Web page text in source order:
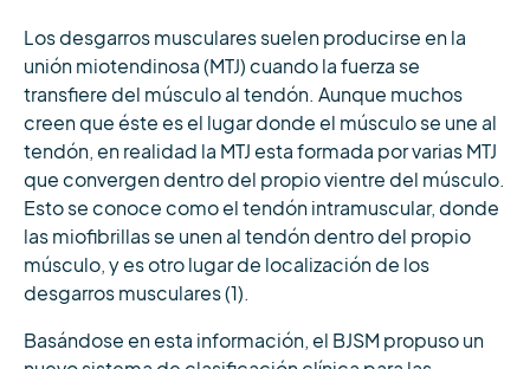
Los desgarros musculares suelen producirse en la
unión miotendinosa (MTJ) cuando la fuerza se
transfiere del músculo al tendón. Aunque muchos
creen que éste es el lugar donde el músculo se une al
tendón, en realidad la MTJ esta formada por varias MTJ
que convergen dentro del propio vientre del músculo.
Esto se conoce como el tendón intramuscular, donde
las miofibrillas se unen al tendón dentro del propio
músculo, y es otro lugar de localización de los
desgarros musculares (1).
Basándose en esta información, el BJSM propuso un